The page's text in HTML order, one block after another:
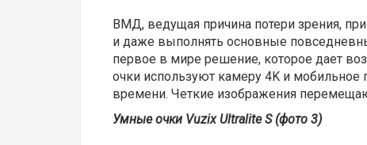
ВМД, ведущая причина потери зрения, при
и даже выполнять основные
первое в мире решение, которое дает
очки используют камеру 4K и мобильное
времени. Четкие изображения
Умные очки Vuzix Ultralite S (фото 3)